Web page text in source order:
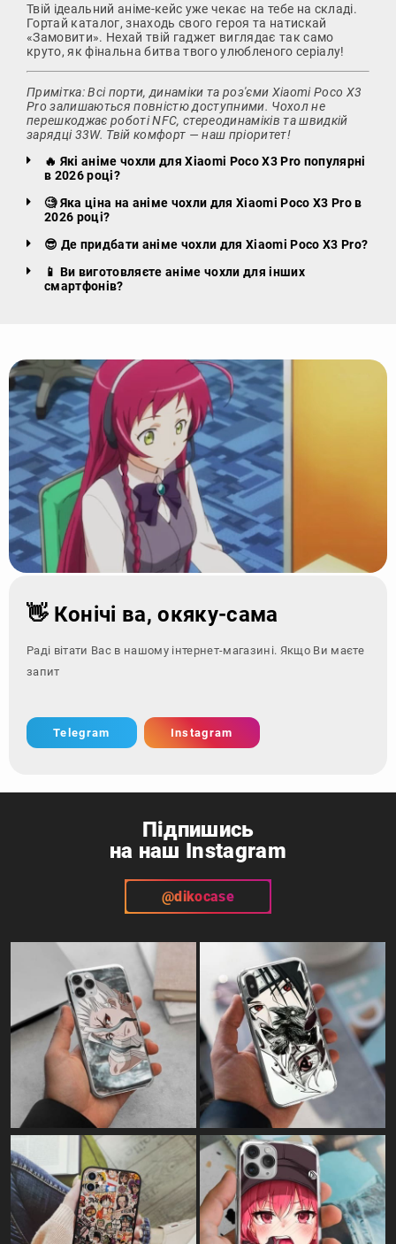
Твій ідеальний аніме-кейс уже чекає на тебе на складі.
Гортай каталог, знаходь свого героя та натискай
«Замовити». Нехай твій гаджет виглядає так само
круто, як фінальна битва твого улюбленого серіалу!
Примітка: Всі порти, динаміки та роз'єми Xiaomi Poco X3
Pro залишаються повністю доступними. Чохол не
перешкоджає роботі NFC, стереодинаміків та швидкій
зарядці 33W. Твій комфорт — наш пріоритет!
🔥 Які аніме чохли для Xiaomi Poco X3 Pro популярні
в 2026 році?
🧐 Яка ціна на аніме чохли для Xiaomi Poco X3 Pro в
2026 році?
😎 Де придбати аніме чохли для Xiaomi Poco X3 Pro?
📱 Ви виготовляєте аніме чохли для інших
смартфонів?
👋 Конічі ва, окяку-сама
Раді вітати Вас в нашому інтернет-магазині. Якщо Ви маєте
запитання - зв
Telegram Instagram
Підпишись
на наш Instagram
@dikocase